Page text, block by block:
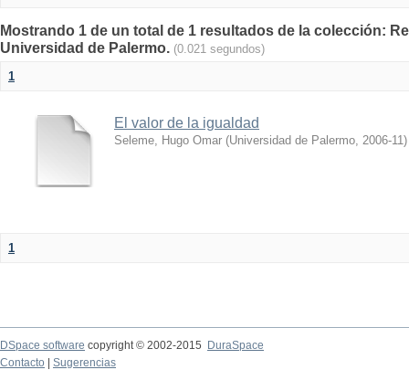
Mostrando 1 de un total de 1 resultados de la colección:
Universidad de Palermo. (0.021 segundos)
1
El valor de la igualdad
Seleme, Hugo Omar (Universidad de Palermo, 2006-11)
1
DSpace software copyright © 2002-2015
DuraSpace
Contacto
Sugerencias